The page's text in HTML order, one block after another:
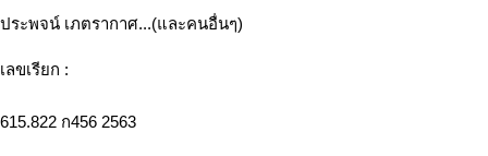
ประพจน์ เภตรากาศ...(และคนอื่นๆ)
เลขเรียก :
615.822 ก456 2563